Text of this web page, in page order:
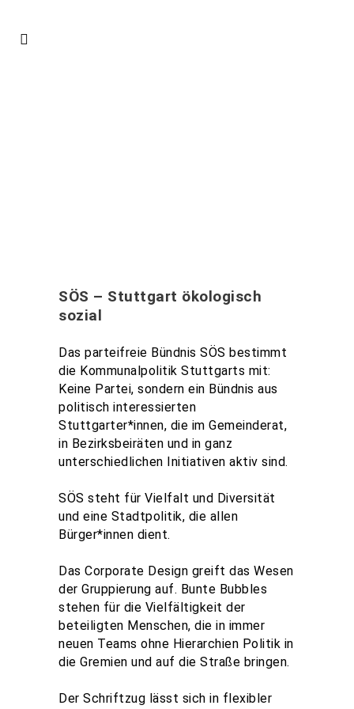
SÖS – Stuttgart ökologisch
sozial
Das parteifreie Bündnis SÖS bestimmt
die Kommunalpolitik Stuttgarts mit:
Keine Partei, sondern ein Bündnis aus
politisch interessierten
Stuttgarter*innen, die im Gemeinderat,
in Bezirksbeiräten und in ganz
unterschiedlichen Initiativen aktiv sind.
SÖS steht für Vielfalt und Diversität
und eine Stadtpolitik, die allen
Bürger*innen dient.
Das Corporate Design greift das Wesen
der Gruppierung auf. Bunte Bubbles
stehen für die Vielfältigkeit der
beteiligten Menschen, die in immer
neuen Teams ohne Hierarchien Politik in
die Gremien und auf die Straße bringen.
Der Schriftzug lässt sich in flexibler